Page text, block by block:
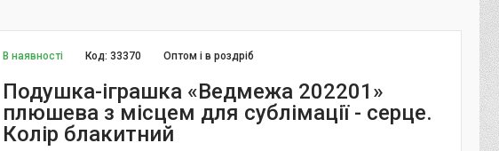
В наявності Оптом і в роздріб
Код:33370
Подушка-іграшка «Ведмежа 202201»
плюшева з місцем для сублімації - серце.
Колір блакитний